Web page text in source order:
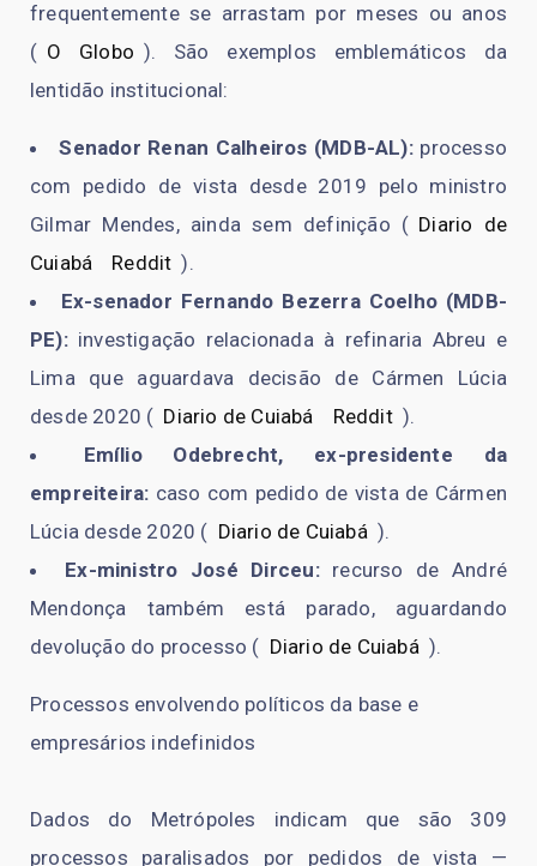
frequentemente se arrastam por meses ou anos
( O Globo ). São exemplos emblemáticos da
lentidão institucional:
Senador Renan Calheiros (MDB-AL): processo
com pedido de vista desde 2019 pelo ministro
Gilmar Mendes, ainda sem definição ( Diario de
Cuiabá
Reddit ).
Ex-senador Fernando Bezerra Coelho (MDB-
PE): investigação relacionada à refinaria Abreu e
Lima que aguardava decisão de Cármen Lúcia
desde 2020 ( Diario de Cuiabá Reddit ).
Emílio Odebrecht, ex-presidente da
empreiteira: caso com pedido de vista de Cármen
Lúcia desde 2020 ( Diario de Cuiabá ).
Ex-ministro José Dirceu: recurso de André
Mendonça também está parado, aguardando
devolução do processo ( Diario de Cuiabá ).
Processos envolvendo políticos da base e
empresários indefinidos
Dados do Metrópoles indicam que são 309
processos paralisados por pedidos de vista —